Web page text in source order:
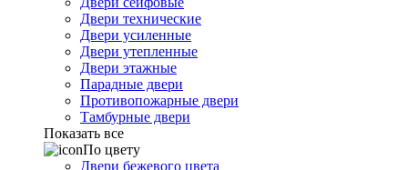
Двери технические
Двери усиленные
Двери утепленные
Двери этажные
Парадные двери
Противопожарные двери
Тамбурные двери
Показать все
По цвету
Двери бежевого цвета